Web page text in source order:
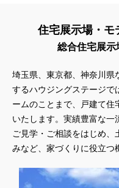
住宅展示場・モ
総合住宅展示
埼玉県、東京都、神奈川県
するハウジングステージで
ームのことまで、戸建て住
いたします。実績豊富な一
ご見学・ご相談をはじめ、
みなど、家づくりに役立つ